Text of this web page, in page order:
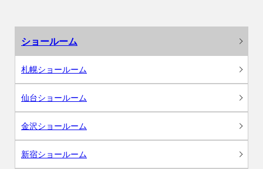
ショールーム
札幌ショールーム
仙台ショールーム
金沢ショールーム
新宿ショールーム